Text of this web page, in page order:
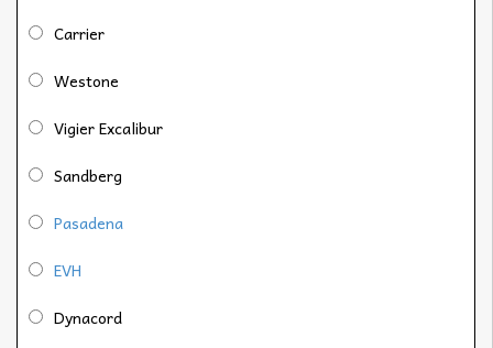
Carrier
Westone
Vigier Excalibur
Sandberg
Pasadena
EVH
Dynacord